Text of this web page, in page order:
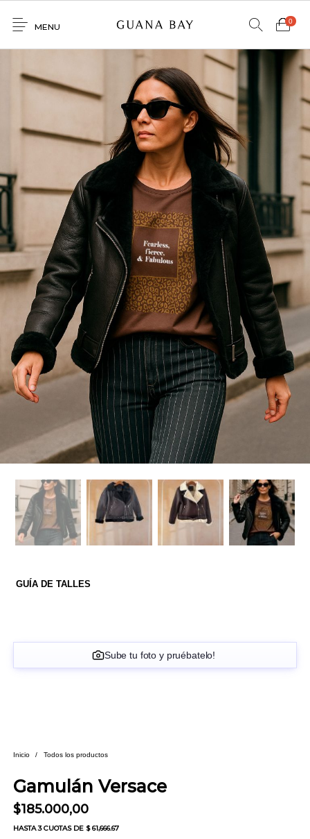
Home
Shop
Contacto
GNBY
Denim
Mayorista
MENU
0
Inicio / Todos los productos
Gamulán Versace
$185.000,00
HASTA3 CUOTASDE $ 61,666.67
GUÍA DE TALLES
Sube tu foto y pruébatelo!